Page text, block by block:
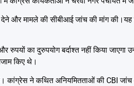
और मामले की सीबीआई जांच की मांग की।यह
का दुरुपयोग बर्दाश्त नहीं किया जाएगा
किए थे।
कांग्रेस ने कथित अनियमितताओं की CBI जांच